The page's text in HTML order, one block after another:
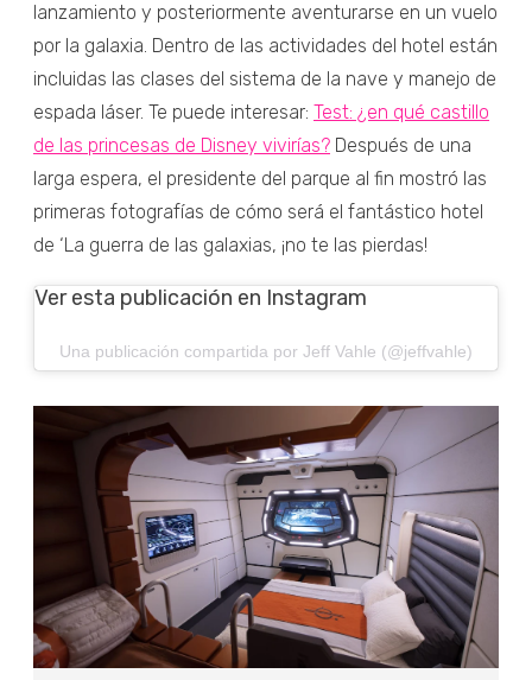
lanzamiento y posteriormente aventurarse en un vuelo
por la galaxia. Dentro de las actividades del hotel están
incluidas las clases del sistema de la nave y manejo de
espada láser. Te puede interesar: Test: ¿en qué castillo
de las princesas de Disney vivirías? Después de una
larga espera, el presidente del parque al fin mostró las
primeras fotografías de cómo será el fantástico hotel
de ‘La guerra de las galaxias, ¡no te las pierdas!
Ver esta publicación en Instagram
Una publicación compartida por Jeff Vahle (@jeffvahle)